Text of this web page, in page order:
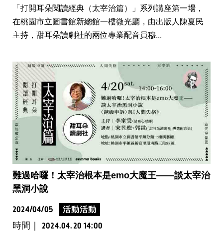
「打開耳朵閱讀經典（太宰治篇）」系列講座第一場，
在桃園市立圖書館新總館一樓微光廳，由出版人陳夏民
主持，甜耳朵讀劇社的兩位專業配音員穆...
難過哈囉！太宰治根本是emo大魔王——談太宰治
黑洞小說
2024/04/05 活動活動
時間｜ 2024.04.20 14:00